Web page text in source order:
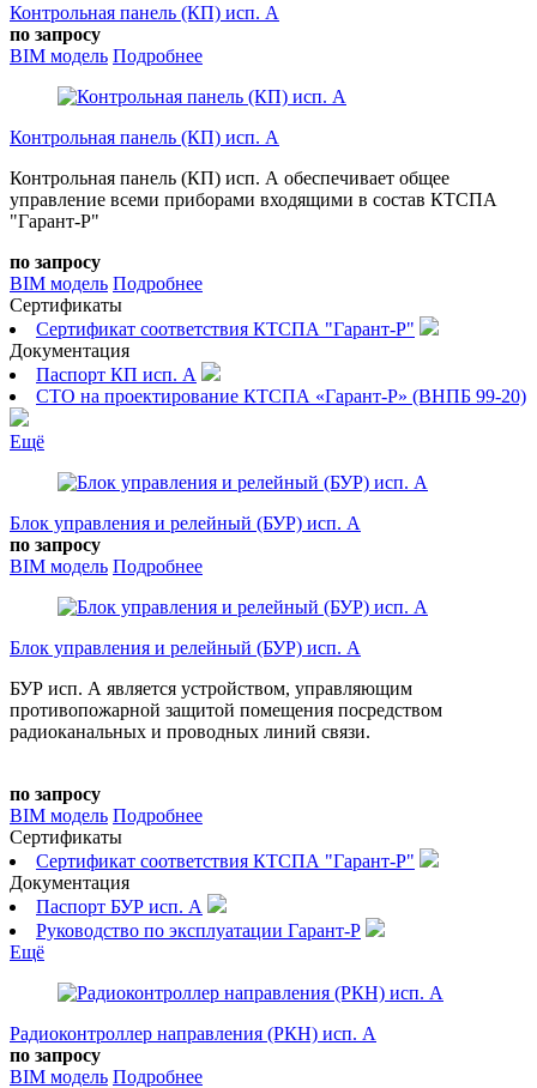
Контрольная панель (КП) исп. А
по запросу
BIM модель Подробнее
Контрольная панель (КП) исп. А
Контрольная панель (КП) исп. А обеспечивает общее
управление всеми приборами входящими в состав КТСПА
"Гарант-Р"
по запросу
BIM модель Подробнее
Сертификаты
Сертификат соответствия КТСПА "Гарант-Р"
Документация
Паспорт КП исп. А
СТО на проектирование КТСПА «Гарант-Р» (ВНПБ 99-20)
Ещё
Блок управления и релейный (БУР) исп. А
по запросу
BIM модель Подробнее
Блок управления и релейный (БУР) исп. А
БУР исп. А является устройством, управляющим
противопожарной защитой помещения посредством
радиоканальных и проводных линий связи.
по запросу
BIM модель Подробнее
Сертификаты
Сертификат соответствия КТСПА "Гарант-Р"
Документация
Паспорт БУР исп. А
Руководство по эксплуатации Гарант-Р
Ещё
Радиоконтроллер направления (РКН) исп. А
по запросу
BIM модель Подробнее